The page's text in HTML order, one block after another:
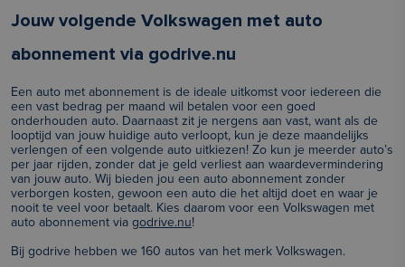
Jouw volgende Volkswagen met auto
abonnement via godrive.nu
Een auto met abonnement is de ideale uitkomst voor iedereen die
een vast bedrag per maand wil betalen voor een goed
onderhouden auto. Daarnaast zit je nergens aan vast, want als de
looptijd van jouw huidige auto verloopt, kun je deze maandelijks
verlengen of een volgende auto uitkiezen! Zo kun je meerder auto’s
per jaar rijden, zonder dat je geld verliest aan waardevermindering
van jouw auto. Wij bieden jou een auto abonnement zonder
verborgen kosten, gewoon een auto die het altijd doet en waar je
nooit te veel voor betaalt. Kies daarom voor een Volkswagen met
auto abonnement via godrive.nu!
Bij godrive hebben we 160 autos van het merk Volkswagen.